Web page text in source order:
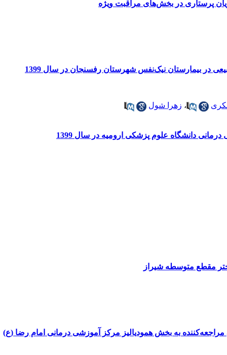
پرستاری در بخش‌های مراقبت ویژه
در بیمارستان نیک‌نفس شهرستان رفسنجان در سال 1399
، زهرا شول
دانشگاه علوم پزشکی ارومیه در سال 1399
مقطع متوسطه شیراز
مراجعه‌کننده به بخش همودیالیز مرکز آموزشی درمانی امام رضا (ع)